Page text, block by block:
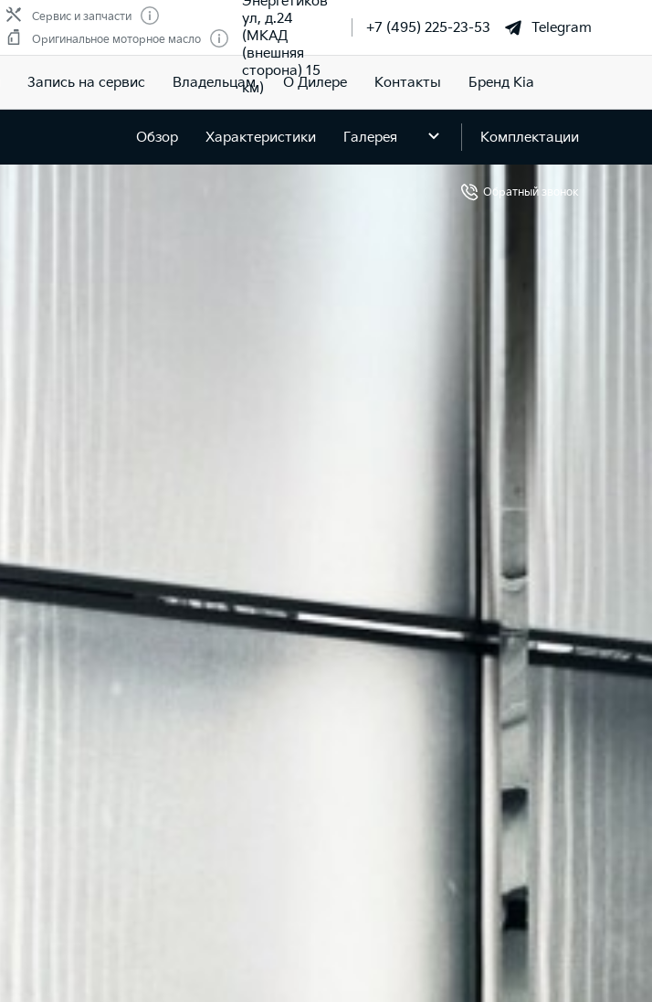
Сервис и запчасти
Оригинальное моторное масло
ул, д.24
(МКАД
(внешняя
сторона) 15
км)
+7 (495) 225-23-53 Telegram
Запись на сервис Владельцам О Дилере Контакты Бренд Kia
Обзор Характеристики Галерея Комплектации
Обратный звонок